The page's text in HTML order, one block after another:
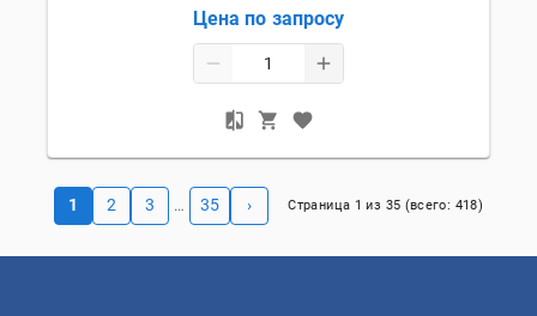
Цена по запросу
1 2 3 … 35 › Страница 1 из 35 (всего: 418)